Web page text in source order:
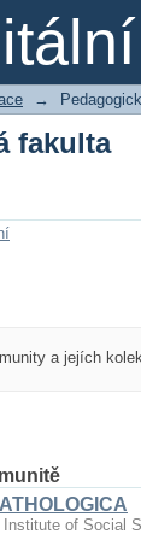
fakulta
→
fakulta
a jejích
Institute of Social